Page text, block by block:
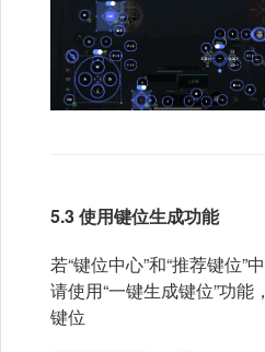
5.3 使用键位生成功能
若“键位中心”和“推荐键位”
请使用“一键生成键位”功
键位